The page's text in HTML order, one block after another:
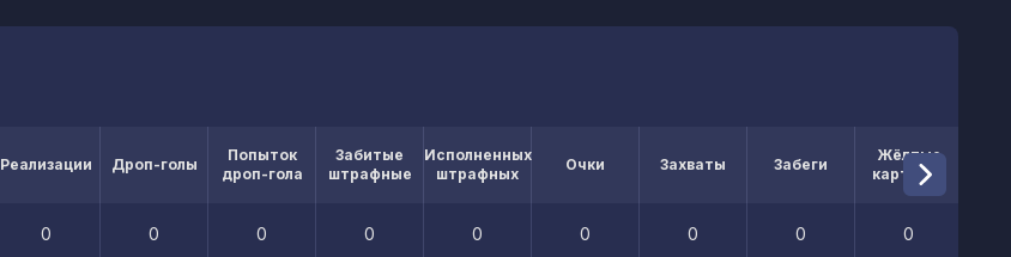
Реализации Дроп-голы
Попыток
дроп-гола
Забитые
штрафные
Исполненных
штрафных
Очки Захваты Забеги
Жёлтые
карточки
0 0 0 0 0 0 0 0 0